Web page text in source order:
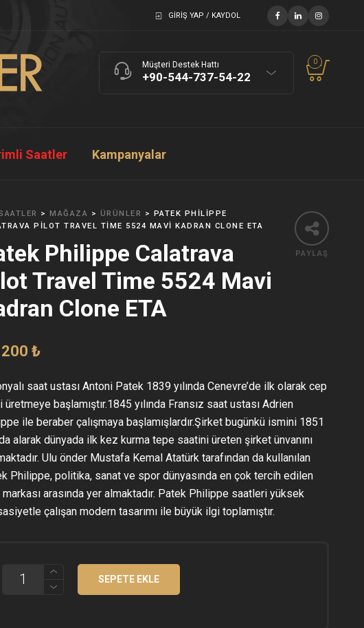
GIRIŞ YAP / KAYDOL
Müşteri Destek Hattı
+90-544-737-54-22
0
Saatler Kampanyalar
PAYLAŞ
> MAĞAZA > ÜRÜNLER > PATEK PHILIPPE
PILOT TRAVEL TIME 5524 MAVI KADRAN CLONE ETA
Philippe Calatrava
Travel Time 5524 Mavi
Clone ETA
₺
saat ustası Antoni Patek 1839 yılında Cenevre’de ilk olarak cep
üretmeye başlamıştır.1845 yılında Fransız saat ustası Adrien
ile beraber çalışmaya başlamışlardır.Şirket bugünkü ismini 1851
alarak dünyada ilk kez kurma tepe saatini üreten şirket ünvanını
Ulu önder Mustafa Kemal Atatürk tarafından da kullanılan
Philippe, politika, sanat ve spor dünyasında en çok tercih edilen
markası arasında yer almaktadır. Patek Philippe saatleri yüksek
çalışan modern tasarımı ile büyük ilgi toplamıştır.
PHILIPPE
SEPETE EKLE